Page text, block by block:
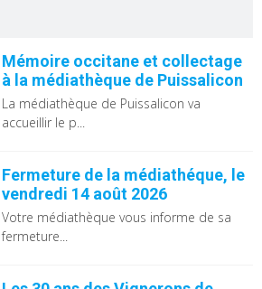
Mémoire occitane et collectage
à la médiathèque de Puissalicon
La médiathèque de Puissalicon va
accueillir le p...
Fermeture de la médiathéque, le
vendredi 14 août 2026
Votre médiathèque vous informe de sa
fermeture...